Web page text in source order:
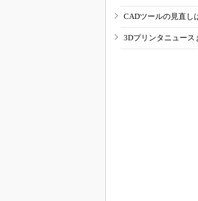
CADツールの見直
3Dプリンタニュース